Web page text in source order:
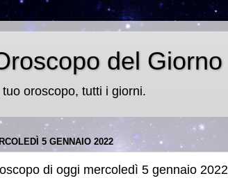
del Giorno
tuo oroscopo, tutti i giorni.
5 GENNAIO 2022
di oggi mercoledì 5 gennaio 2022